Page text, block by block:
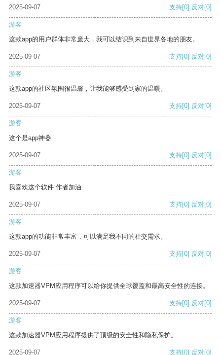
2025-09-07 支持[0] 反对[0]
游客
这款app的用户群体非常庞大，我可以结识到来自世界各地的朋友。
2025-09-07 支持[0] 反对[0]
游客
这款app的社区氛围很温馨，让我能够感受到家的温暖。
2025-09-07 支持[0] 反对[0]
游客
这个是app神器
2025-09-07 支持[0] 反对[0]
游客
我喜欢这个软件 作者加油
2025-09-07 支持[0] 反对[0]
游客
这款app的功能非常丰富，可以满足我不同的社交需求。
2025-09-07 支持[0] 反对[0]
游客
这款加速器VPM应用程序可以给你提供全球覆盖和最高安全性的连接。
2025-09-07 支持[0] 反对[0]
游客
这款加速器VPM应用程序提供了顶级的安全性和隐私保护。
2025-09-07 支持[0] 反对[0]